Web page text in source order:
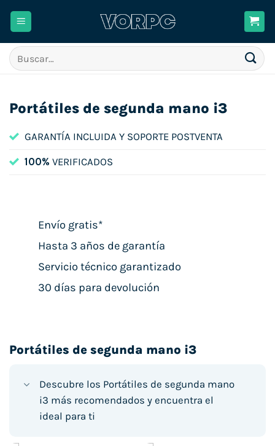
Buscar
por:
Portátiles de segunda mano i3
GARANTÍA INCLUIDA Y SOPORTE POSTVENTA
100% VERIFICADOS
Envío gratis*
Hasta 3 años de garantía
Servicio técnico garantizado
30 días para devolución
Portátiles de segunda mano i3
Descubre los Portátiles de segunda mano
i3 más recomendados y encuentra el
ideal para ti